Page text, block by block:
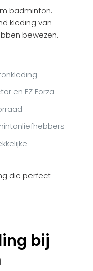
badminton.
kleding van
bewezen.
en FZ Forza
die perfect
bij